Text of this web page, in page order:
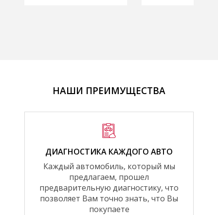
НАШИ ПРЕИМУЩЕСТВА
ДИАГНОСТИКА КАЖДОГО АВТО
Каждый автомобиль, который мы
предлагаем, прошел
предварительную диагностику, что
позволяет Вам точно знать, что Вы
покупаете